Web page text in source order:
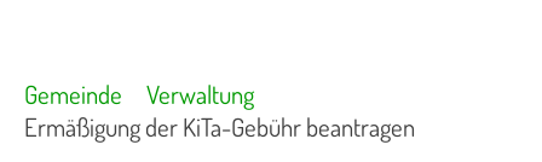
Gemeinde
Verwaltung
Ermäßigung der KiTa-Gebühr beantragen